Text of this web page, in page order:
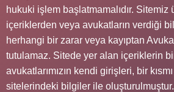
hukuki işlem başlatmamalıdır. Sitemiz
içeriklerden veya avukatların verdiği
herhangi bir zarar veya kayıptan
tutulamaz. Sitede yer alan içeriklerin bir
avukatlarımızın kendi girişleri, bir
sitelerindeki bilgiler ile oluşturulmuştur.